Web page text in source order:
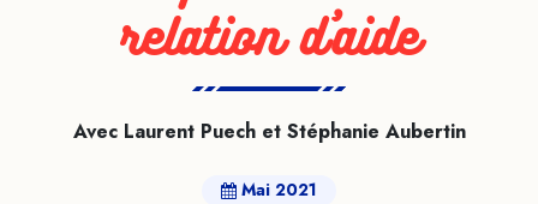
relation d’aide
Avec Laurent Puech et Stéphanie Aubertin
Mai 2021